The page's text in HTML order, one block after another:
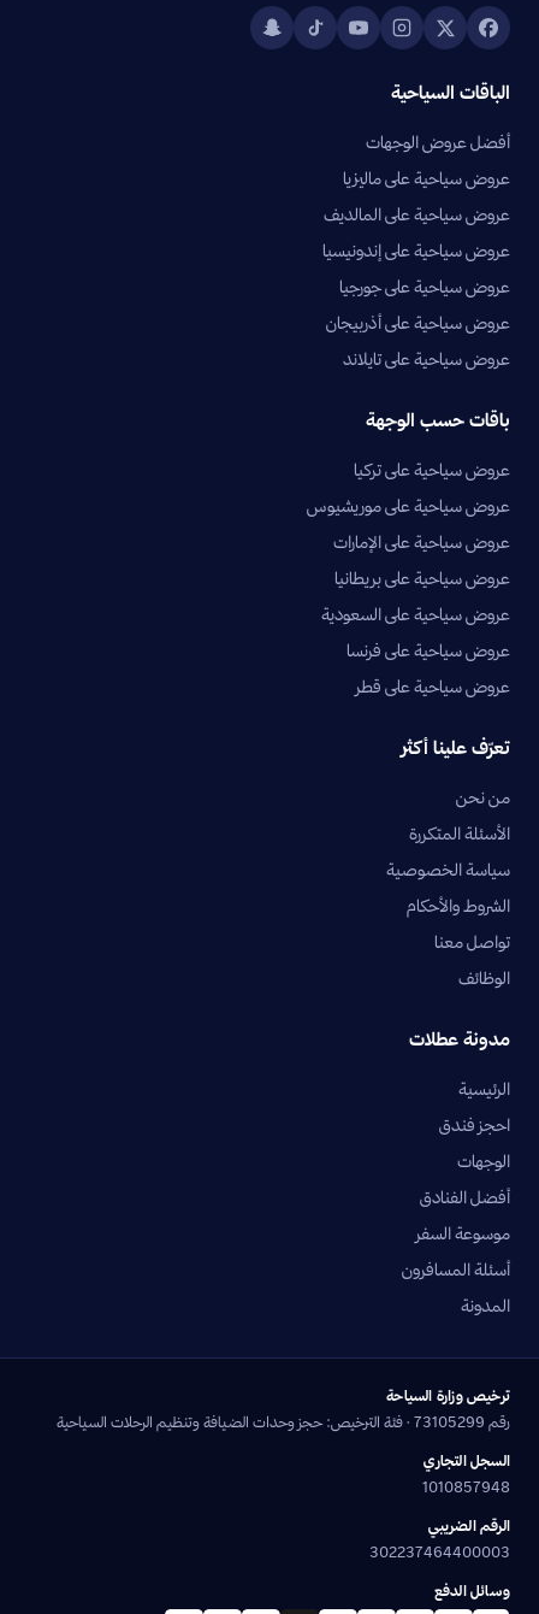
الباقات السياحية
أفضل عروض الوجهات
عروض سياحية على ماليزيا
عروض سياحية على المالديف
عروض سياحية على إندونيسيا
عروض سياحية على جورجيا
عروض سياحية على أذربيجان
عروض سياحية على تايلاند
باقات حسب الوجهة
عروض سياحية على تركيا
عروض سياحية على موريشيوس
عروض سياحية على الإمارات
عروض سياحية على بريطانيا
عروض سياحية على السعودية
عروض سياحية على فرنسا
عروض سياحية على قطر
تعرّف علينا أكثر
من نحن
الأسئلة المتكررة
سياسة الخصوصية
الشروط والأحكام
تواصل معنا
الوظائف
مدونة عطلات
الرئيسية
احجز فندق
الوجهات
أفضل الفنادق
موسوعة السفر
أسئلة المسافرون
المدونة
ترخيص وزارة السياحة
رقم 73105299 · فئة الترخيص: حجز وحدات الضيافة وتنظيم الرحلات السياحية
السجل التجاري
1010857948
الرقم الضريبي
302237464400003
وسائل الدفع